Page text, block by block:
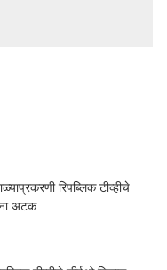
रिपब्लिक टीव्हीचे
अटक